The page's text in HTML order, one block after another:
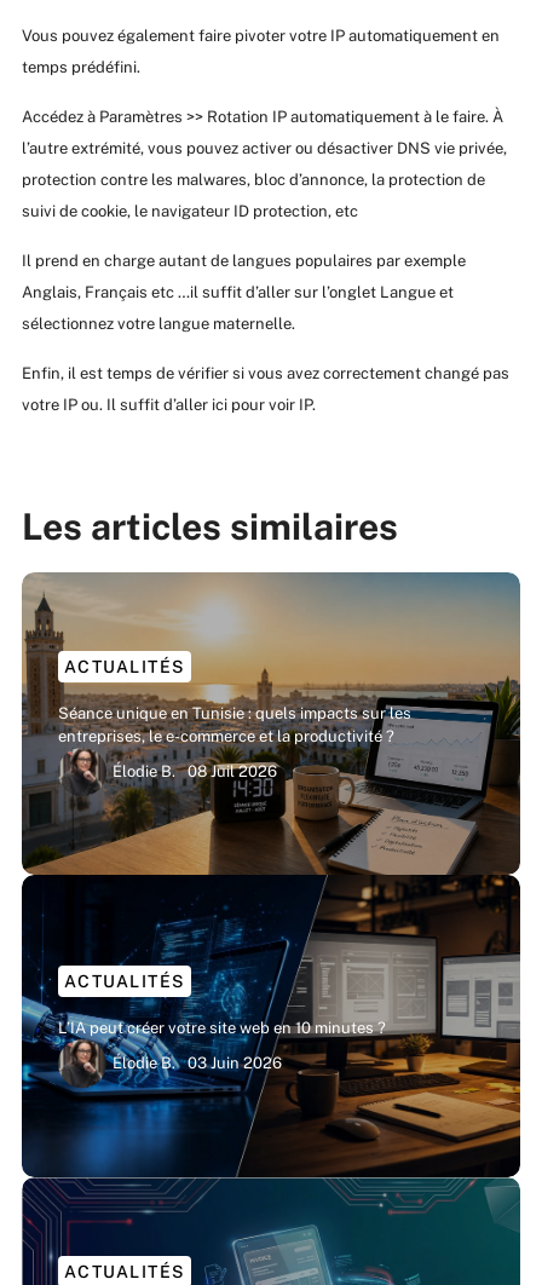
Vous pouvez également faire pivoter votre IP automatiquement en
temps prédéfini.
Accédez à Paramètres >> Rotation IP automatiquement à le faire. À
l’autre extrémité, vous pouvez activer ou désactiver DNS vie privée,
protection contre les malwares, bloc d’annonce, la protection de
suivi de cookie, le navigateur ID protection, etc
Il prend en charge autant de langues populaires par exemple
Anglais, Français etc …il suffit d’aller sur l’onglet Langue et
sélectionnez votre langue maternelle.
Enfin, il est temps de vérifier si vous avez correctement changé pas
votre IP ou. Il suffit d’aller ici pour voir IP.
Les articles similaires
ACTUALITÉS
Séance unique en Tunisie : quels impacts sur les
entreprises, le e-commerce et la productivité ?
Élodie B.
08 Juil 2026
ACTUALITÉS
L’IA peut créer votre site web en 10 minutes ?
Élodie B.
03 Juin 2026
ACTUALITÉS